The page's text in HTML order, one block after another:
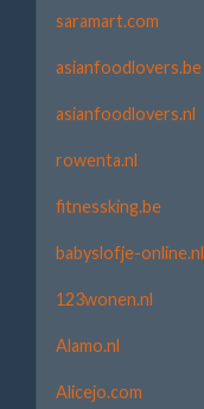
saramart.com
asianfoodlovers.be
asianfoodlovers.nl
rowenta.nl
fitnessking.be
babyslofje-online.nl
123wonen.nl
Alamo.nl
Alicejo.com